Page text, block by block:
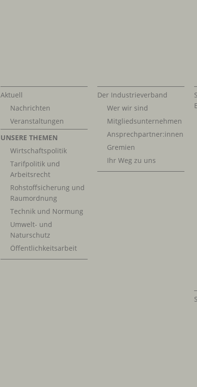
Aktuell
Nachrichten
Veranstaltungen
UNSERE THEMEN
Wirtschaftspolitik
Tarifpolitik und
Arbeitsrecht
Rohstoffsicherung und
Raumordnung
Technik und Normung
Umwelt- und
Naturschutz
Öffentlichkeitsarbeit
Der Industrieverband
Wer wir sind
Mitgliedsunternehmen
Ansprechpartner:innen
Gremien
Ihr Weg zu uns